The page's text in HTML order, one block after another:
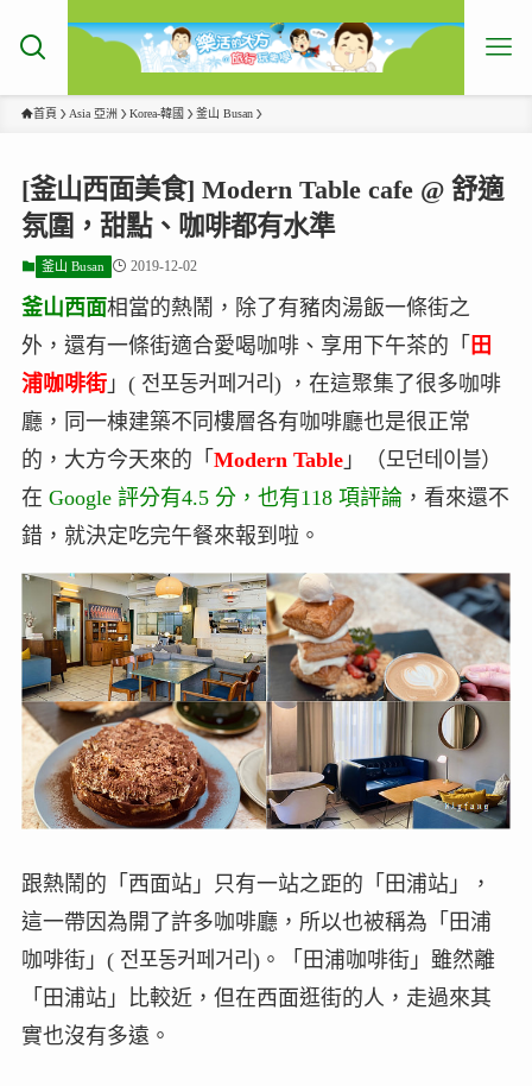
首頁 Asia 亞洲 Korea-韓國 釜山 Busan
[釜山西面美食] Modern Table cafe @ 舒適
氛圍，甜點、咖啡都有水準
釜山 Busan 2019-12-02
釜山西面相當的熱鬧，除了有豬肉湯飯一條街之
外，還有一條街適合愛喝咖啡、享用下午茶的「 田
浦咖啡街」( 전포동커페거리) ，在這聚集了很多咖啡
廳，同一棟建築不同樓層各有咖啡廳也是很正常
的，大方今天來的「 Modern Table」（모던테이블）
在 Google 評分有4.5 分，也有118 項評論 ，看來還不
錯，就決定吃完午餐來報到啦。
跟熱鬧的「西面站」只有一站之距的「田浦站」，
這一帶因為開了許多咖啡廳，所以也被稱為「田浦
咖啡街」( 전포동커페거리)。「田浦咖啡街」雖然離
「田浦站」比較近，但在西面逛街的人，走過來其
實也沒有多遠。